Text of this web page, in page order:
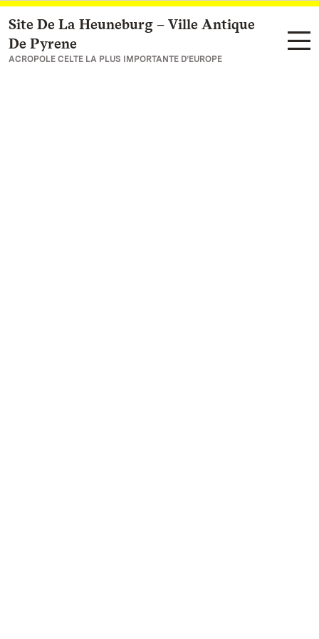
Vers la page d’accueil
Site De La Heuneburg – Ville Antique
De Pyrene
ACROPOLE CELTE LA PLUS IMPORTANTE D’EUROPE